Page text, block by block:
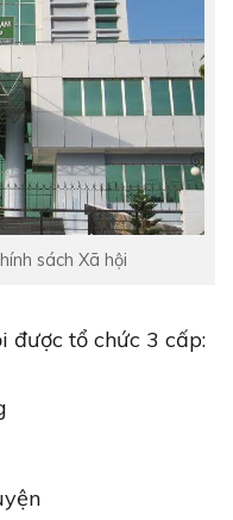
sách Xã hội
được tổ chức 3 cấp: